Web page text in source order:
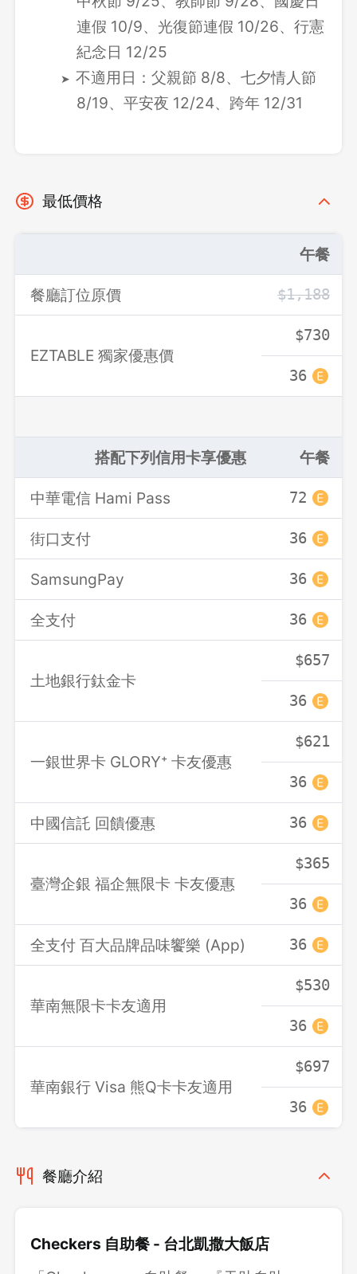
連假 10/9、光復節連假 10/26、行憲
紀念日 12/25
不適用日：父親節 8/8、七夕情人節
8/19、平安夜 12/24、跨年 12/31
最低價格
午餐
餐廳訂位原價 $1,188
EZTABLE 獨家優惠價
$730
36
搭配下列信用卡享優惠 午餐
中華電信 Hami Pass 72
街口支付 36
SamsungPay 36
全支付 36
土地銀行鈦金卡
$657
36
一銀世界卡 GLORY⁺ 卡友優惠
$621
36
中國信託 回饋優惠 36
臺灣企銀 福企無限卡 卡友優惠
$365
36
全支付 百大品牌品味饗樂 (App) 36
華南無限卡卡友適用
$530
36
華南銀行 Visa 熊Q卡卡友適用
$697
36
餐廳介紹
Checkers 自助餐 - 台北凱撒大飯店
登出